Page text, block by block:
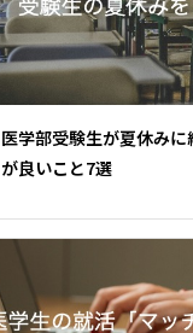
医学部受験生が夏休み
が良いこと7選